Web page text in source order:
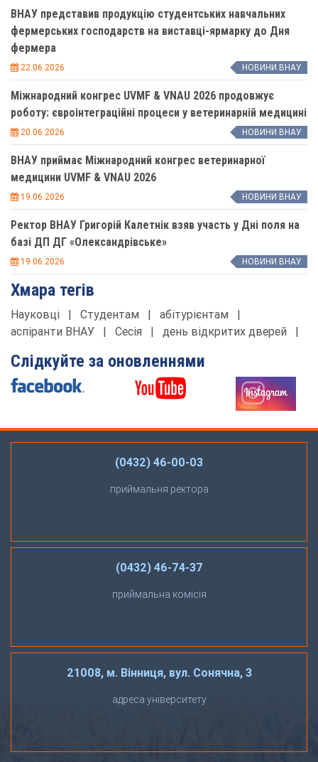
ВНАУ представив продукцію студентських навчальних
фермерських господарств на виставці-ярмарку до Дня
фермера
22.06.2026 НОВИНИ ВНАУ
Міжнародний конгрес UVMF & VNAU 2026 продовжує
роботу: євроінтеграційні процеси у ветеринарній медицині
20.06.2026 НОВИНИ ВНАУ
ВНАУ приймає Міжнародний конгрес ветеринарної
медицини UVMF & VNAU 2026
19.06.2026 НОВИНИ ВНАУ
Ректор ВНАУ Григорій Калетнік взяв участь у Дні поля на
базі ДП ДГ «Олександрівське»
19.06.2026 НОВИНИ ВНАУ
Хмара тегів
Науковці | Студентам | абітурієнтам |
аспіранти ВНАУ | Сесія | день відкритих дверей |
Слідкуйте за оновленнями
(0432) 46-00-03
приймальня ректора
(0432) 46-74-37
приймальна комісія
21008, м. Вінниця, вул. Сонячна, 3
адреса університету